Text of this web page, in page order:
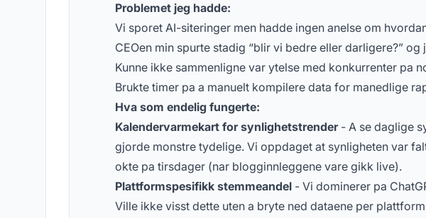
Problemet jeg hadde:
Vi sporet AI-siteringer men hadde ingen anelse om
CEOen min spurte stadig “blir vi bedre eller darligere?”
Kunne ikke sammenligne var ytelse med konkurrenter pa
Brukte timer pa a manuelt kompilere data for manedlige
Hva som endelig fungerte:
Kalendervarmekart for synlighetstrender- A se daglige
gjorde monstre tydelige. Vi oppdaget at synligheten var
okte pa tirsdager (nar blogginnleggene vare gikk live).
Plattformspesifikk stemmeandel - Vi dominerer pa
Ville ikke visst dette uten a bryte ned dataene per